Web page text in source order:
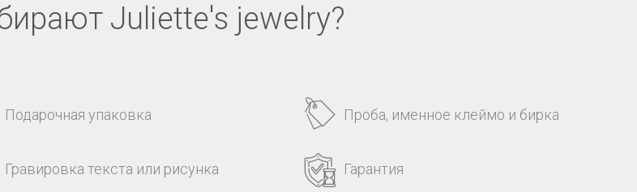
Juliette's jewelry?
Подарочная упаковка
Гравировка текста или рисунка
Проба, именное клеймо и бирка
Гарантия